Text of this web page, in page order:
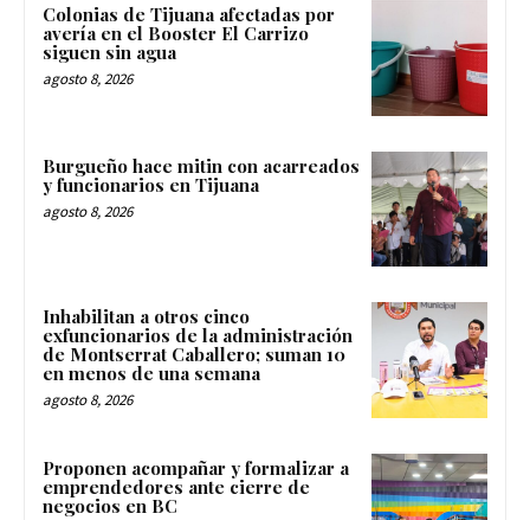
Colonias de Tijuana afectadas por
avería en el Booster El Carrizo
siguen sin agua
agosto 8, 2026
Burgueño hace mitin con acarreados
y funcionarios en Tijuana
agosto 8, 2026
Inhabilitan a otros cinco
exfuncionarios de la administración
de Montserrat Caballero; suman 10
en menos de una semana
agosto 8, 2026
Proponen acompañar y formalizar a
emprendedores ante cierre de
negocios en BC